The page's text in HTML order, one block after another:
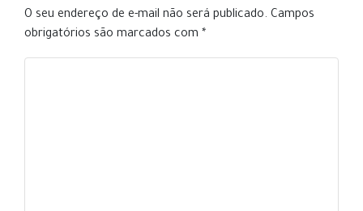
O seu endereço de e-mail não será publicado. Campos
obrigatórios são marcados com *